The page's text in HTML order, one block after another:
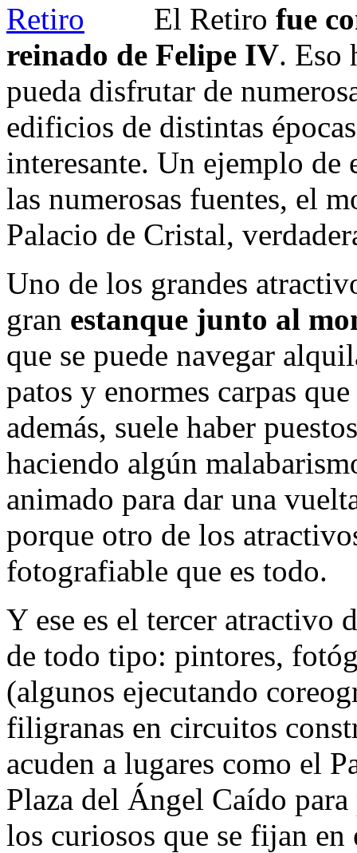
El Retiro fue
reinado de Felipe IV. Eso
pueda disfrutar de
edificios de distintas
interesante. Un ejemplo de
las numerosas fuentes, el
Palacio de Cristal,
Uno de los grandes
gran estanque junto al
que se puede navegar
patos y enormes carpas
además, suele haber
haciendo algún
animado para dar una
porque otro de los
fotografiable que es todo.
Y ese es el tercer atractivo
de todo tipo: pintores,
(algunos ejecutando
filigranas en circuitos
acuden a lugares como el
Plaza del Ángel Caído
los curiosos que se fijan